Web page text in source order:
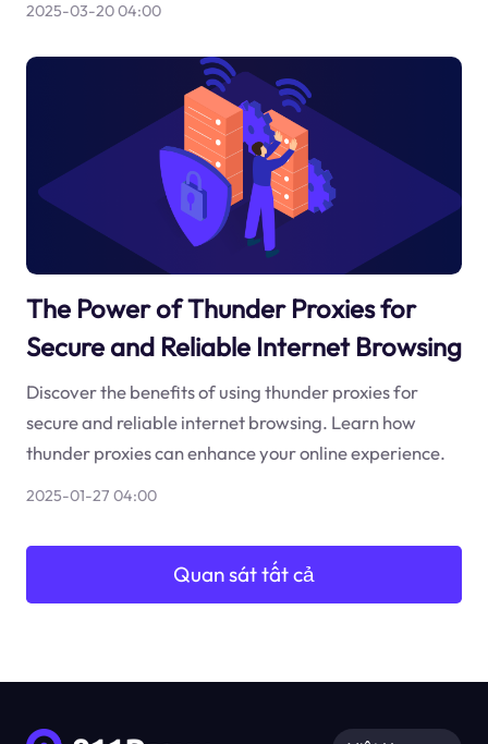
2025-03-20 04:00
The Power of Thunder Proxies for
Secure and Reliable Internet Browsing
Discover the benefits of using thunder proxies for
secure and reliable internet browsing. Learn how
thunder proxies can enhance your online experience.
2025-01-27 04:00
Quan sát tất cả